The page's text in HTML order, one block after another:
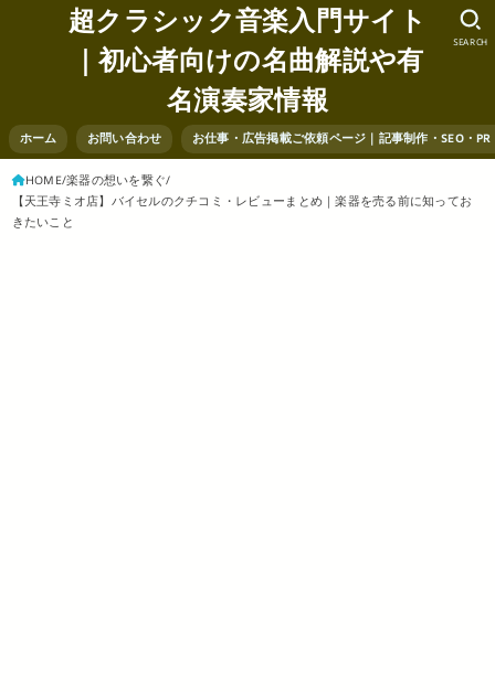
超クラシック音楽入門サイト
｜初心者向けの名曲解説や有
名演奏家情報
ホーム お問い合わせ お仕事・広告掲載ご依頼ページ｜記事制作・SEO・
SEARCH
HOME 楽器の想いを繋ぐ
【天王寺ミオ店】バイセルのクチコミ・レビューまとめ｜楽器を売る前に知ってお
きたいこと